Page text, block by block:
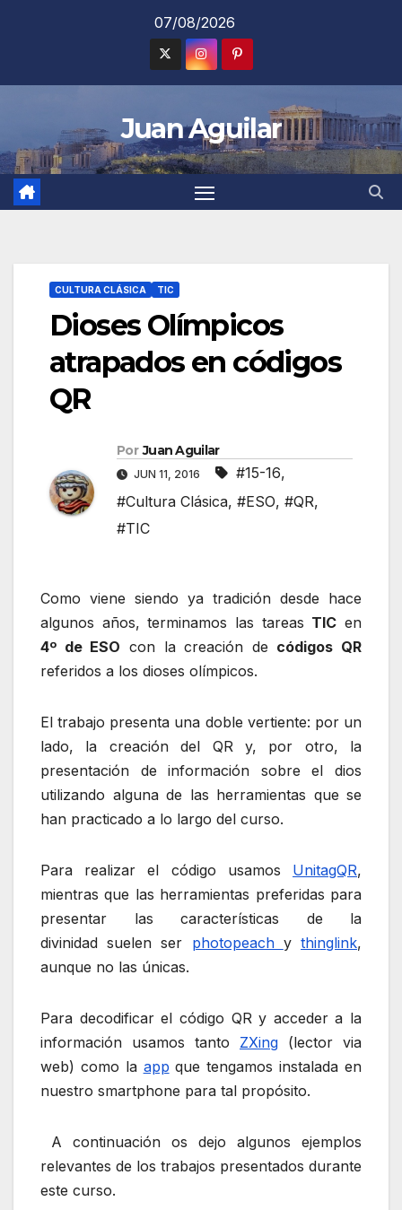
07/08/2026
Juan Aguilar
CULTURA CLÁSICA TIC
Dioses Olímpicos
atrapados en códigos
QR
Por Juan Aguilar
JUN 11, 2016 #15-16,
#Cultura Clásica, #ESO, #QR,
#TIC
Como viene siendo ya tradición desde hace
algunos años, terminamos las tareas TIC en
4º de ESO con la creación de códigos QR
referidos a los dioses olímpicos.
El trabajo presenta una doble vertiente: por un
lado, la creación del QR y, por otro, la
presentación de información sobre el dios
utilizando alguna de las herramientas que se
han practicado a lo largo del curso.
Para realizar el código usamos UnitagQR,
mientras que las herramientas preferidas para
presentar las características de la
divinidad suelen ser photopeach ythinglink,
aunque no las únicas.
Para decodificar el código QR y acceder a la
información usamos tanto ZXing (lector via
web) como la app que tengamos instalada en
nuestro smartphone para tal propósito.
A continuación os dejo algunos ejemplos
relevantes de los trabajos presentados durante
este curso.